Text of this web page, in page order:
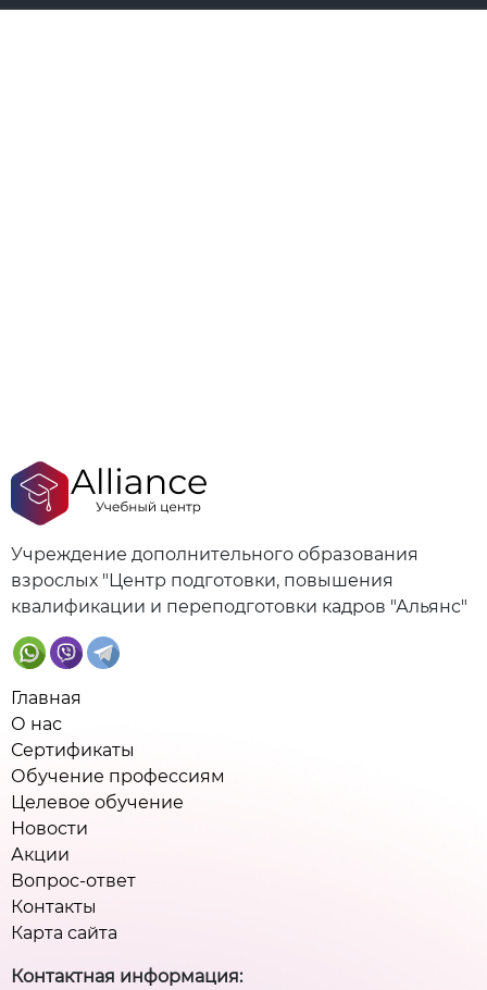
Учреждение дополнительного образования
взрослых "Центр подготовки, повышения
квалификации и переподготовки кадров "Альянс"
Главная
О нас
Сертификаты
Обучение профессиям
Целевое обучение
Новости
Акции
Вопрос-ответ
Контакты
Карта сайта
Контактная информация: